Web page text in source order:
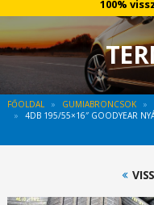
100%
FŐOLDAL GUMIABRONCSOK
4DB 195/55×16″ GOODYEAR